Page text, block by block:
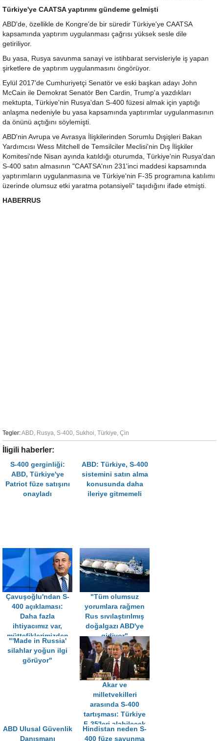
Türkiye'ye CAATSA yaptırımı gündeme gelmişti
ABD'de, özellikle de Kongre'de bir süredir Türkiye'ye CAATSA
kapsamında yaptırım uygulanması çağrısı yüksek sesle dile
getiriliyor.
Bu yasa, Rusya savunma sanayi ve istihbarat servisleriyle iş yapan
şirketlere de yaptırım uygulanmasını öngörüyor.
Eylül 2017'de Cumhuriyetçi Senatör ve eski başkan adayı John
McCain ile Demokrat Senatör Ben Cardin, Trump'a yazdıkları
mektupta, Türkiye'nin Rusya'dan S-400 füzesi almak için yaptığı
anlaşma nedeniyle bu yasa kapsamında yaptırımlar uygulanmasının
da önünü açtığını söylemişti.
ABD'nin Avrupa ve Avrasya İlişkilerinden Sorumlu Dışişleri Bakan
Yardımcısı Wess Mitchell de Temsilciler Meclisi'nin Dış İlişkiler
Komitesi'nde Nisan ayında katıldığı oturumda, Türkiye'nin Rusya'dan
S-400 satın almasının "CAATSA'nın 231'inci maddesi kapsamında
yaptırımların uygulanmasına ve Türkiye'nin F-35 programına katılımı
üzerinde olumsuz etki yaratma potansiyeli" taşıdığını ifade etmişti.
HABERRUS
Tegler:ABD, Rusya, S-400, Sukhoi, Türkiye, Çin
İligili haberler:
S-400 gerginliği:
ABD, Türkiye'ye
Patriot füze satışını
onayladı
ABD: Türkiye, S-400
sistemini satın alma
konusunda daha
ileriye gitmemeli
Çavuşoğlu'ndan S-
400 açıklaması:
Daha fazla
ihtiyacımız var,
müttefiklerimizden
almak isteriz
"Tüm olumsuz
yorumlara rağmen
Rus sıvılaştırılmış
doğalgazı ABD'ye
gidiyor"
"'Made in Russia'
silahlar yoğun ilgi
görüyor"
Akar ve
milletvekilleri
arasında S-400
tartışması: Türkiye
F-35'leri alabilecek
ABD Ulusal Güvenlik
Danışmanı
Hindistan neden S-
400 füze savunma